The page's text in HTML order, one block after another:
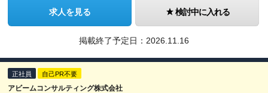
求人を見る 検討中に入れる
掲載終了予定日： 2026.11.16
正社員 自己PR不要
アビームコンサルティング株式会社